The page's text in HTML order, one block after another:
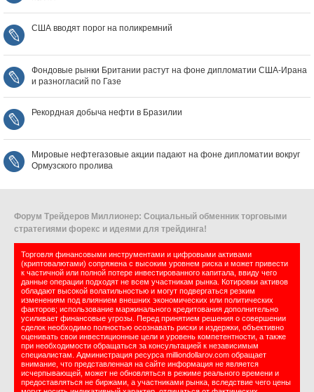
США вводят порог на поликремний
Фондовые рынки Британии растут на фоне дипломатии США‑Ирана
и разногласий по Газе
Рекордная добыча нефти в Бразилии
Мировые нефтегазовые акции падают на фоне дипломатии вокруг
Ормузского пролива
Форум Трейдеров Миллионер: Социальный обменник торговыми
стратегиями форекс и идеями для трейдинга!
Торговля финансовыми инструментами и цифровыми активами
(криптовалютами) сопряжена с высоким уровнем риска и может привести
к частичной или полной потере инвестированного капитала, ввиду чего
данные операции подходят не всем участникам рынка. Котировки активов
обладают высокой волатильностью и могут подвергаться резким
изменениям под влиянием внешних экономических или политических
факторов; использование маржинального кредитования дополнительно
усиливает финансовые угрозы. Перед принятием решения о совершении
сделок необходимо полностью осознавать риски и издержки, объективно
оценивать свои инвестиционные цели и уровень компетентности, а также
при необходимости обращаться за консультацией к независимым
специалистам. Администрация ресурса milliondollarov.com обращает
внимание, что представленная на сайте информация не является
исчерпывающей, может не обновляться в режиме реального времени и
предоставляться не биржами, а участниками рынка, вследствие чего цены